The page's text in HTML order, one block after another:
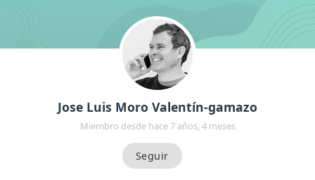
Jose Luis Moro Valentín-gamazo
Miembro desde hace 7 años, 4 meses